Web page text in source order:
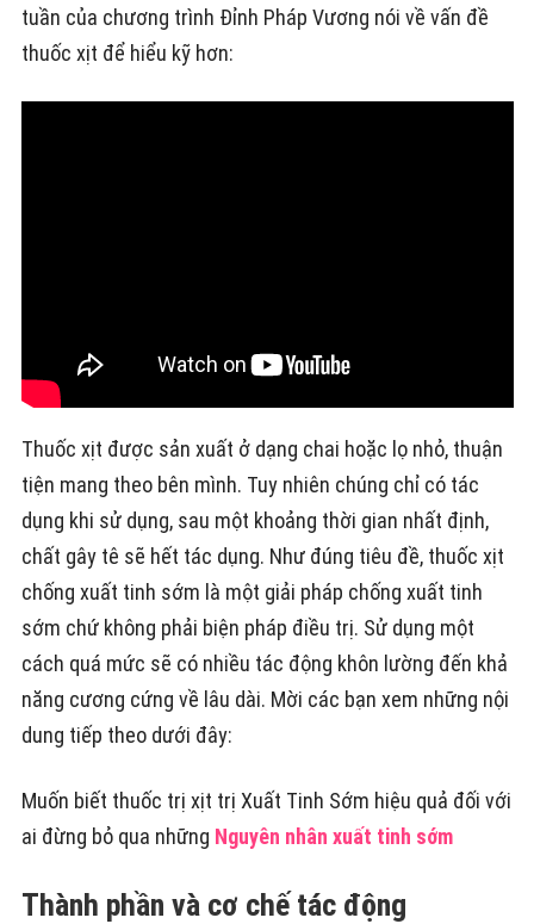
tuần của chương trình Đỉnh Pháp Vương nói về vấn đề
thuốc xịt để hiểu kỹ hơn:
Thuốc xịt được sản xuất ở dạng chai hoặc lọ nhỏ, thuận
tiện mang theo bên mình. Tuy nhiên chúng chỉ có tác
dụng khi sử dụng, sau một khoảng thời gian nhất định,
chất gây tê sẽ hết tác dụng. Như đúng tiêu đề, thuốc xịt
chống xuất tinh sớm là một giải pháp chống xuất tinh
sớm chứ không phải biện pháp điều trị. Sử dụng một
cách quá mức sẽ có nhiều tác động khôn lường đến khả
năng cương cứng về lâu dài. Mời các bạn xem những nội
dung tiếp theo dưới đây:
Muốn biết thuốc trị xịt trị Xuất Tinh Sớm hiệu quả đối với
ai đừng bỏ qua những Nguyên nhân xuất tinh sớm
Thành phần và cơ chế tác động